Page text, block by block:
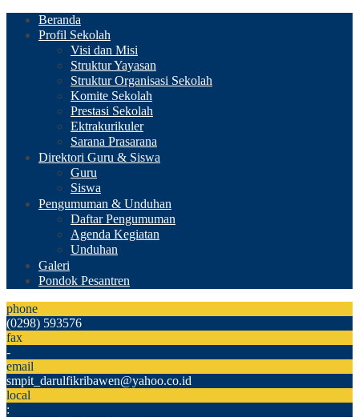
Beranda
Profil Sekolah
Visi dan Misi
Struktur Yayasan
Struktur Organisasi Sekolah
Komite Sekolah
Prestasi Sekolah
Ektrakurikuler
Sarana Prasarana
Direktori Guru & Siswa
Guru
Siswa
Pengumuman & Unduhan
Daftar Pengumuman
Agenda Kegiatan
Unduhan
Galeri
Pondok Pesantren
phone
(0298) 593576
fax
-
email
smpit_darulfikribawen@yahoo.co.id
local
: